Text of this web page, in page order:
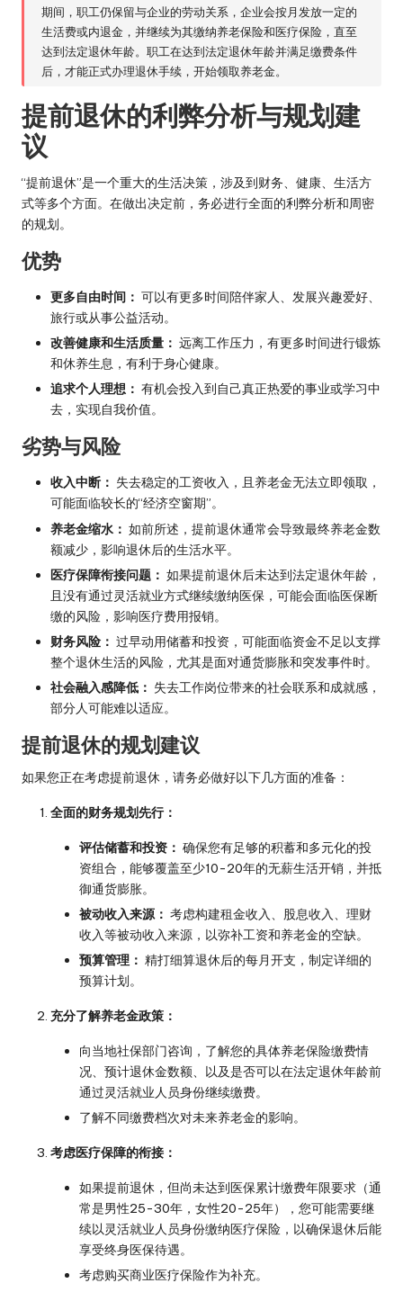
期间，职工仍保留与企业的劳动关系，企业会按月发放一定的
生活费或内退金，并继续为其缴纳养老保险和医疗保险，直至
达到法定退休年龄。职工在达到法定退休年龄并满足缴费条件
后，才能正式办理退休手续，开始领取养老金。
提前退休的利弊分析与规划建
议
“提前退休”是一个重大的生活决策，涉及到财务、健康、生活方
式等多个方面。在做出决定前，务必进行全面的利弊分析和周密
的规划。
优势
更多自由时间： 可以有更多时间陪伴家人、发展兴趣爱好、
旅行或从事公益活动。
改善健康和生活质量： 远离工作压力，有更多时间进行锻炼
和休养生息，有利于身心健康。
追求个人理想： 有机会投入到自己真正热爱的事业或学习中
去，实现自我价值。
劣势与风险
收入中断： 失去稳定的工资收入，且养老金无法立即领取，
可能面临较长的“经济空窗期”。
养老金缩水： 如前所述，提前退休通常会导致最终养老金数
额减少，影响退休后的生活水平。
医疗保障衔接问题： 如果提前退休后未达到法定退休年龄，
且没有通过灵活就业方式继续缴纳医保，可能会面临医保断
缴的风险，影响医疗费用报销。
财务风险： 过早动用储蓄和投资，可能面临资金不足以支撑
整个退休生活的风险，尤其是面对通货膨胀和突发事件时。
社会融入感降低： 失去工作岗位带来的社会联系和成就感，
部分人可能难以适应。
提前退休的规划建议
如果您正在考虑提前退休，请务必做好以下几方面的准备：
全面的财务规划先行：
评估储蓄和投资： 确保您有足够的积蓄和多元化的投
资组合，能够覆盖至少10-20年的无薪生活开销，并抵
御通货膨胀。
被动收入来源： 考虑构建租金收入、股息收入、理财
收入等被动收入来源，以弥补工资和养老金的空缺。
预算管理： 精打细算退休后的每月开支，制定详细的
预算计划。
充分了解养老金政策：
向当地社保部门咨询，了解您的具体养老保险缴费情
况、预计退休金数额、以及是否可以在法定退休年龄前
通过灵活就业人员身份继续缴费。
了解不同缴费档次对未来养老金的影响。
考虑医疗保障的衔接：
如果提前退休，但尚未达到医保累计缴费年限要求（通
常是男性25-30年，女性20-25年），您可能需要继
续以灵活就业人员身份缴纳医疗保险，以确保退休后能
享受终身医保待遇。
考虑购买商业医疗保险作为补充。